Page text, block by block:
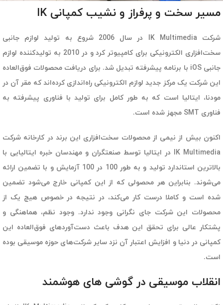
مسیر سخت و پرفراز و نشیب کمپانی IK
شرکت IK Multimedia در سال 2006 شروع به تولید لوازم جانبی
سخت‌افزاری الکترونیکی برای کامپیوتر کرد و در 2010 به تولیدکننده لوازم
جانبی iOS با برنامه پیشرفته تبدیل شد. برای دریافت محصولات فوق‌العاده
این شرکت یک مرکز جدید لوازم الکترونیکی راه‌اندازی کرده‌اند که مقر آن در
مودنا، ایتالیا است که به طور کامل برای تولید با فناوری پیشرفته به
فناوری SMT مجهز شده است.
اکنون بیش از نیمی از محصولات سخت‌افزاری این برند در کارخانه شرکت
IK Multimedia در ایتالیا توسط صنعتگران و مهندسان خبره ایتالیایی با
بالاترین استاندارد تولید و به طور 100 در 100 آزمایش و با تضمین ارائه
می‌شوند. بنابراین هر محصولی که از این کمپانی خارج می‌شود تضمین
شده است و کاملا درست کار می‌کند، در نتیجه در خصوص هیچ یک از
محصولات این شرکت جای نگرانی وجود ندارد. وجود نظم، هماهنگی و
پشتکار عالی برای تحقق این هدف باعث دست‌آوردهای فوق‌العاده این
کمپانی در دنیا و افزایش اعتبار آن نزد سایر شرکت‌های حوزه موسیقی بوده
است.
انقلاب موسیقی در گوشی های هوشمند